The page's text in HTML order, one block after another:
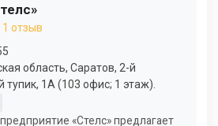
1 отзыв
область, Саратов, 2-й
тупик, 1А (103 офис; 1 этаж).
«Стелс» предлагает